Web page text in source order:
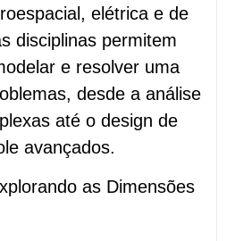
elétrica e de
disciplinas permitem
e resolver uma
desde a análise
até o design de
avançados.
as Dimensões